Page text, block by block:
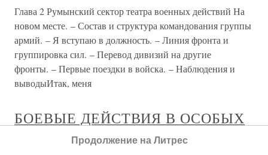
Глава 2 Румынский сектор театра военных действий На
новом месте. – Состав и структура командования группы
армий. – Я вступаю в должность. – Линия фронта и
группировка сил. – Перевод дивизий на другие
фронты. – Первые поездки в войска. – Наблюдения и
выводыИтак, меня
БОЕВЫЕ ДЕЙСТВИЯ В ОСОБЫХ
УСЛОВИЯХПродолжение на Литрес